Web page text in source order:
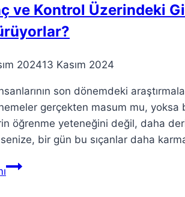
ve Kontrol Üzerindeki
202413 Kasım 2024
son dönemdeki
gerçekten masum mu, yoksa
öğrenme yeteneğini değil, daha
bir gün bu sıçanlar daha
Bilinç